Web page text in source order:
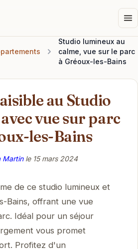
Studio lumineux au
calme, vue sur le parc
à Gréoux-les-Bains
au Studio
vue sur parc
les-Bains
Martinle 15 mars 2024
de ce studio lumineux et
Bains, offrant une vue
Idéal pour un séjour
vous promet
Profitez d'un